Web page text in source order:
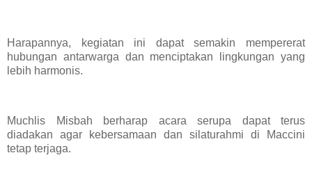
Harapannya, kegiatan ini dapat semakin mempererat
hubungan antarwarga dan menciptakan lingkungan yang
lebih harmonis.
Muchlis Misbah berharap acara serupa dapat terus
diadakan agar kebersamaan dan silaturahmi di Maccini
tetap terjaga.